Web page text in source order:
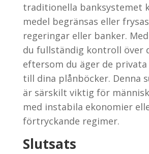
traditionella banksystemet
medel begränsas eller
regeringar eller banker.
du fullständig kontroll över
eftersom du äger de privata
till dina plånböcker. Denna
är särskilt viktig för
med instabila ekonomier
förtryckande regimer.
Slutsats